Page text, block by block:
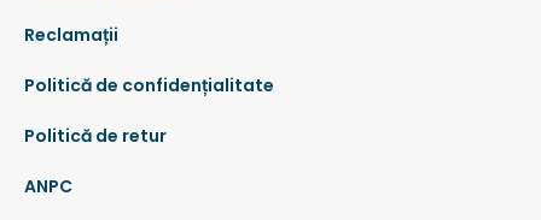
Reclamații
Politică de confidențialitate
Politică de retur
ANPC